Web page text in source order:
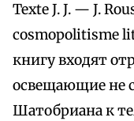
Texte J. J. — J.
cosmopolitisme
книгу входят
освещающие не
Шатобриана к